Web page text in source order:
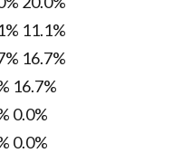
11.1%
16.7%
16.7%
0.0%
0.0%